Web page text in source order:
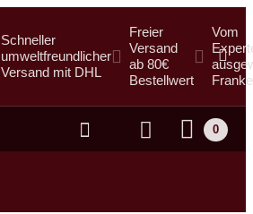
Schneller
umweltfreundlicher
Versand mit DHL
Freier
Versand
ab 80€
Bestellwert
Vom
Suche
0